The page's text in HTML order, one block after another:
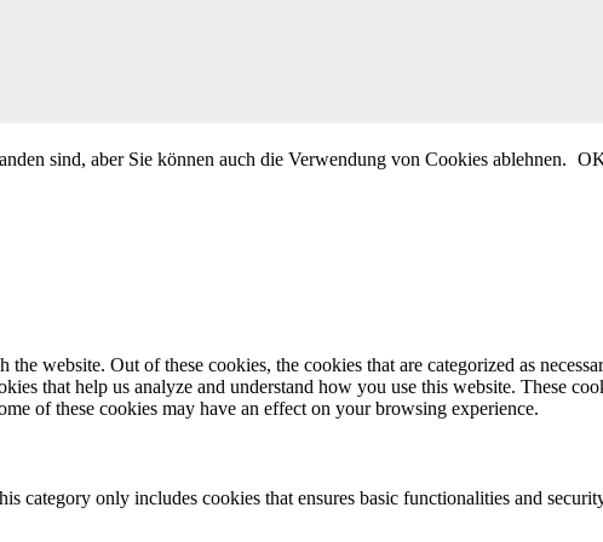
sind, aber Sie können auch die Verwendung von Cookies ablehnen.
website. Out of these cookies, the cookies that are categorized as
that help us analyze and understand how you use this website. These
of these cookies may have an effect on your browsing experience.
category only includes cookies that ensures basic functionalities and